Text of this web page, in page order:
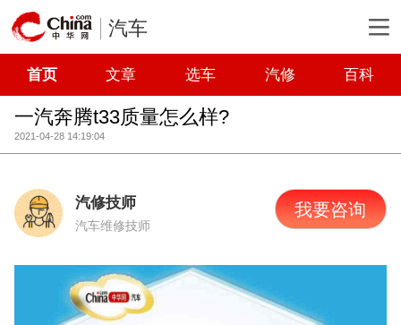
汽车
首页 文章 选车 汽修 百科
一汽奔腾t33质量怎么样?
2021-04-28 14:19:04
汽修技师
汽车维修技师
我要咨询